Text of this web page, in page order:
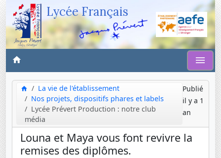
Lycée Français
La vie de l'établissement
Nos projets, dispositifs phares et labels
Lycée Prévert Production : notre club
média
Publié
il y a 1
an
Louna et Maya vous font revivre la
remises des diplômes.